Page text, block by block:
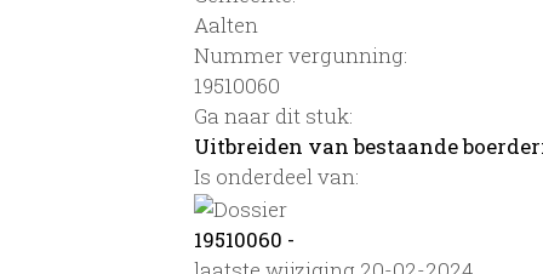
Aalten
Nummer vergunning:
19510060
Ga naar dit stuk:
Uitbreiden van bestaande
Is onderdeel van:
19510060 -